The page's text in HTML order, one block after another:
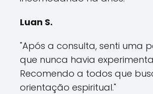
Luan S.
"Após a consulta, senti uma
que nunca havia
Recomendo a todos que
orientação espiritual."